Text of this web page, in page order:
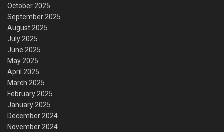
October 2025
September 2025
August 2025
July 2025
June 2025
May 2025
April 2025
March 2025
February 2025
January 2025
December 2024
November 2024